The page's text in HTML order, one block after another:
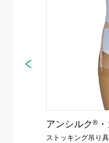
アンシルク®
ストッキング吊り具